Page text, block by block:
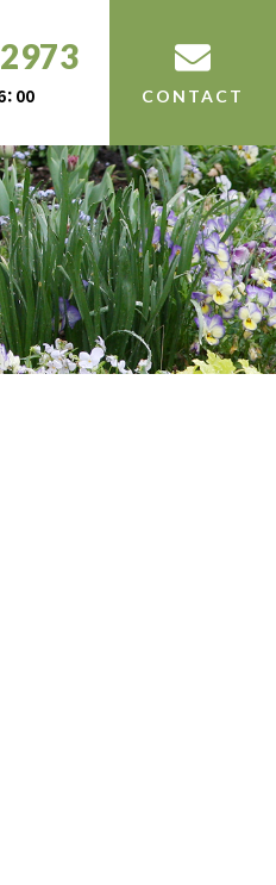
00 CONTACT